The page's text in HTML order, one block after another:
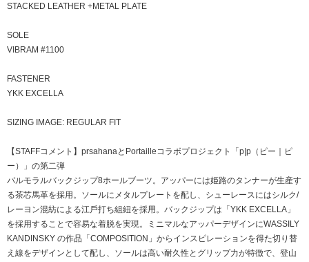
STACKED LEATHER +METAL PLATE
SOLE
VIBRAM #1100
FASTENER
YKK EXCELLA
SIZING IMAGE: REGULAR FIT
【STAFFコメント】prsahanaとPortailleコラボプロジェクト「p|p（ピー｜ピ
ー）」の第二弾
バルモラルバックジップ8ホールブーツ。アッパーには姫路のタンナーが⽣産す
る茶芯⾺⾰を採⽤。ソールにメタルプレートを配し、シューレースにはシルク/
レーヨン混紡による江⼾打ち組紐を採⽤。バックジップは「YKK EXCELLA」
を採用することで容易な着脱を実現。ミニマルなアッパーデザインにWASSILY
KANDINSKY の作品「COMPOSITION」からインスピレーションを得た切り替
え線をデザインとして配し、ソールは高い耐久性とグリップ力が特徴で、登山